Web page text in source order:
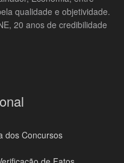
qualidade e objetividade.
20 anos de credibilidade
dos Concursos